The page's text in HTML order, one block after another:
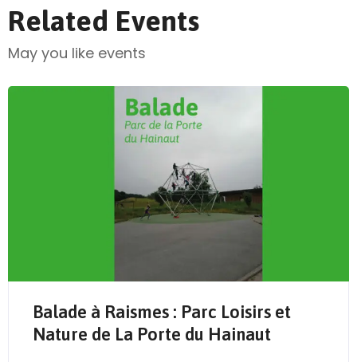
Send Mail
Related Events
May you like events
Balade à Raismes : Parc Loisirs et
Nature de La Porte du Hainaut